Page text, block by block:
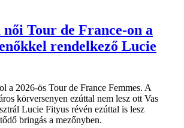
Tour de France-on a
rendelkező Lucie
a 2026-ös Tour de France Femmes. A
körversenyen ezúttal nem lesz ott Vas
Lucie Fityus révén ezúttal is lesz
bringás a mezőnyben.